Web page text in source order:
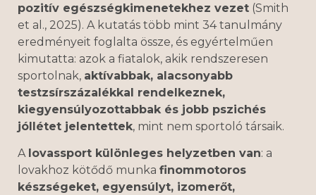
pozitív egészségkimenetekhez vezet (Smith
et al., 2025). A kutatás több mint 34 tanulmány
eredményeit foglalta össze, és egyértelműen
kimutatta: azok a fiatalok, akik rendszeresen
sportolnak, aktívabbak, alacsonyabb
testzsírszázalékkal rendelkeznek,
kiegyensúlyozottabbak és jobb pszichés
jóllétet jelentettek, mint nem sportoló társaik.
A lovassport különleges helyzetben van: a
lovakhoz kötődő munka finommotoros
készségeket, egyensúlyt, izomerőt,